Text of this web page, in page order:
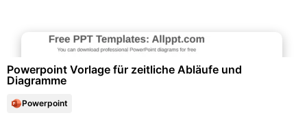
Powerpoint Vorlage für zeitliche Abläufe und
Diagramme
Powerpoint